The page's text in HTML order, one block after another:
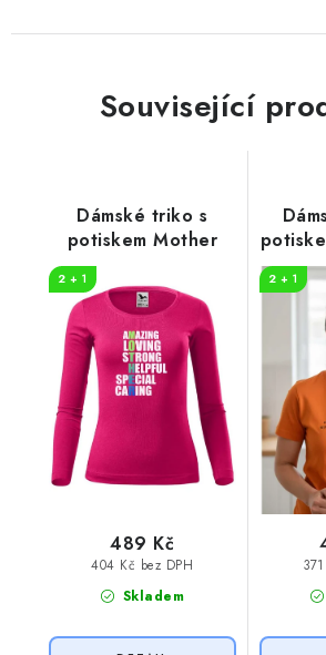
Související
Dámské triko s
potiskem Mother
2 + 1
Skladem
404 Kč bez DPH
489 Kč
2 + 1